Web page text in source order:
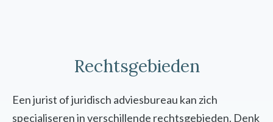
Rechtsgebieden
Een jurist of juridisch adviesbureau kan zich
specialiseren in verschillende rechtsgebieden. Denk